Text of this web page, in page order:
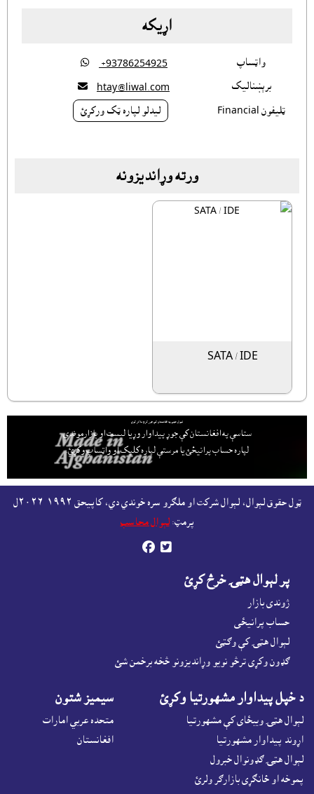
اړيکه
واټساپ ‎ +93786254925

برېښناليک htay@liwal.com

ټليفون Financial ليدلو لپاره ټک ورکړئ
ورته وړانديزونه
SATA / IDE
لېوال هټۍ په افغانستان کې جوړ کړئ ملاتړ کوي
ستاسې په افغانستان کې جوړ پيداوار وړيا ليست او بازارموندې
لپاره حساب پرانيځئ يا مرستې لپاره کليک او واټساپ وکړئ.
ټول حقوق لېوال، لېوال شرکت او ملګرو سره خوندي دي، کاپيحق ١٩٩٢-٢٠٢٦ل
پرمټ:لېوال محاسب
 
پر لېوال هټۍ خرڅ کړئ
ژوندى بازار
حساب پرانيځى
لېوال هټۍ کې وګټئ
ګډون وکړى ترڅو نويو وړانديزونو څخه برخمن شئ
د خپل پيداوار مشهورتيا وکړئ
لېوال هټۍ ويبځاى کې مشهورتيا
اړوند پيداوار مشهورتيا
لېوال هټۍ ګډونوال خبرول
پموخه او ځانګړى بازارګر ولرئ
سيميز شتون
متحده عربي امارات
افغانستان